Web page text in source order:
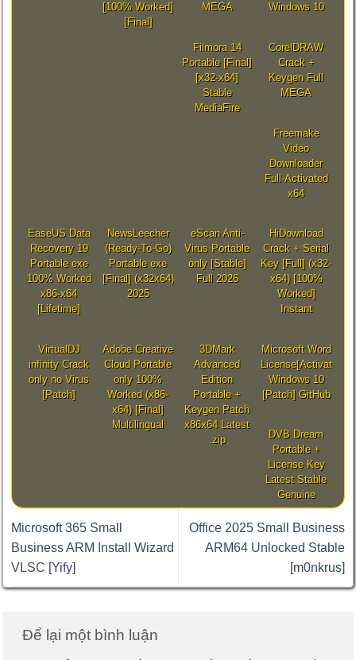
[100% Worked]
[Final]
MEGA
Windows 10
Filmora 14
Portable [Final]
[x32-x64]
Stable
MediaFire
CorelDRAW
Crack +
Keygen Full
MEGA
Freemake
Video
Downloader
Full-Activated
x64
EaseUS Data
Recovery 19
Portable exe
100% Worked
x86-x64
[Lifetime]
NewsLeecher
(Ready-To-Go)
Portable exe
[Final] (x32x64)
2025
eScan Anti-
Virus Portable
only [Stable]
Full 2026
HiDownload
Crack + Serial
Key [Full] (x32-
x64) [100%
Worked]
Instant
VirtualDJ
infinity Crack
only no Virus
[Patch]
Adobe Creative
Cloud Portable
only 100%
Worked (x86-
x64) [Final]
Multilingual
3DMark
Advanced
Edition
Portable +
Keygen Patch
x86x64 Latest
.zip
Microsoft Word
License[Activated]
Windows 10
[Patch] GitHub
DVB Dream
Portable +
License Key
Latest Stable
Genuine
Microsoft 365 Small
Business ARM Install Wizard
VLSC [Yify]
Office 2025 Small Business
ARM64 Unlocked Stable
[m0nkrus]
Để lại một bình luận